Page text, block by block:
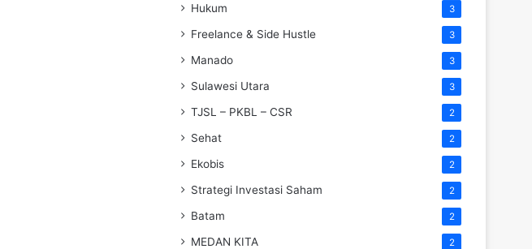
Hukum 3
Freelance & Side Hustle 3
Manado 3
Sulawesi Utara 3
TJSL – PKBL – CSR 2
Sehat 2
Ekobis 2
Strategi Investasi Saham 2
Batam 2
MEDAN KITA 2